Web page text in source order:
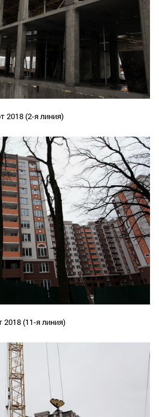
2018 (2-я линия)
2018 (11-я линия)